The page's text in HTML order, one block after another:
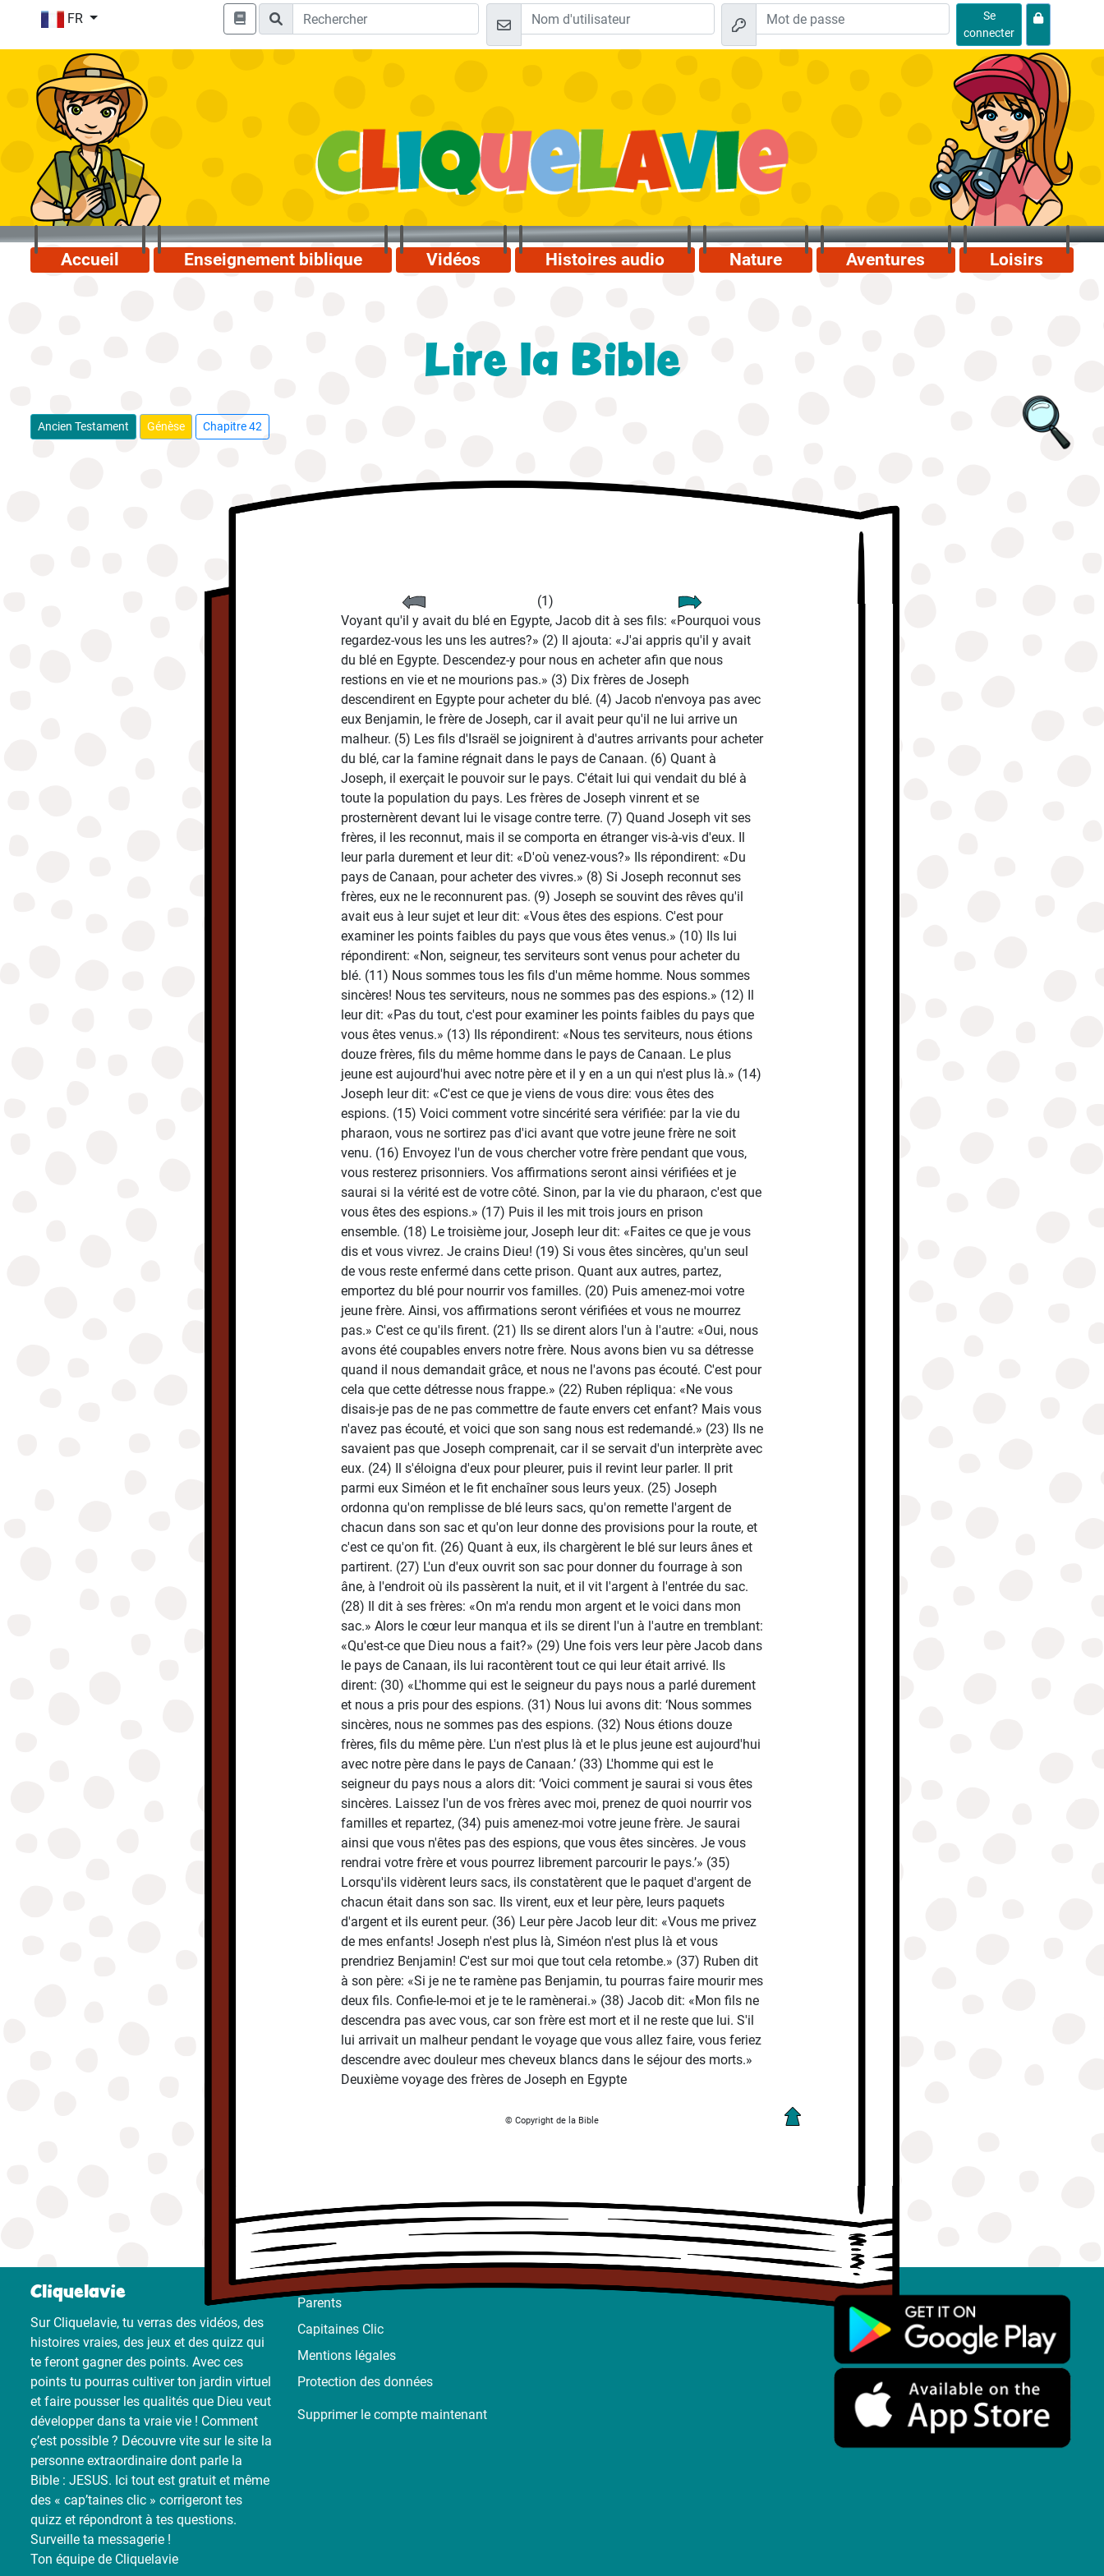
FR
Se
connecter
Accueil Enseignement biblique Vidéos Histoires audio Nature Aventures Loisirs
Lire la Bible
Ancien Testament Génèse Chapitre 42
(1)
Voyant qu'il y avait du blé en Egypte, Jacob dit à ses fils: «Pourquoi vous
regardez-vous les uns les autres?» (2) Il ajouta: «J'ai appris qu'il y avait
du blé en Egypte. Descendez-y pour nous en acheter afin que nous
restions en vie et ne mourions pas.» (3) Dix frères de Joseph
descendirent en Egypte pour acheter du blé. (4) Jacob n'envoya pas avec
eux Benjamin, le frère de Joseph, car il avait peur qu'il ne lui arrive un
malheur. (5) Les fils d'Israël se joignirent à d'autres arrivants pour acheter
du blé, car la famine régnait dans le pays de Canaan. (6) Quant à
Joseph, il exerçait le pouvoir sur le pays. C'était lui qui vendait du blé à
toute la population du pays. Les frères de Joseph vinrent et se
prosternèrent devant lui le visage contre terre. (7) Quand Joseph vit ses
frères, il les reconnut, mais il se comporta en étranger vis-à-vis d'eux. Il
leur parla durement et leur dit: «D'où venez-vous?» Ils répondirent: «Du
pays de Canaan, pour acheter des vivres.» (8) Si Joseph reconnut ses
frères, eux ne le reconnurent pas. (9) Joseph se souvint des rêves qu'il
avait eus à leur sujet et leur dit: «Vous êtes des espions. C'est pour
examiner les points faibles du pays que vous êtes venus.» (10) Ils lui
répondirent: «Non, seigneur, tes serviteurs sont venus pour acheter du
blé. (11) Nous sommes tous les fils d'un même homme. Nous sommes
sincères! Nous tes serviteurs, nous ne sommes pas des espions.» (12) Il
leur dit: «Pas du tout, c'est pour examiner les points faibles du pays que
vous êtes venus.» (13) Ils répondirent: «Nous tes serviteurs, nous étions
douze frères, fils du même homme dans le pays de Canaan. Le plus
jeune est aujourd'hui avec notre père et il y en a un qui n'est plus là.» (14)
Joseph leur dit: «C'est ce que je viens de vous dire: vous êtes des
espions. (15) Voici comment votre sincérité sera vérifiée: par la vie du
pharaon, vous ne sortirez pas d'ici avant que votre jeune frère ne soit
venu. (16) Envoyez l'un de vous chercher votre frère pendant que vous,
vous resterez prisonniers. Vos affirmations seront ainsi vérifiées et je
saurai si la vérité est de votre côté. Sinon, par la vie du pharaon, c'est que
vous êtes des espions.» (17) Puis il les mit trois jours en prison
ensemble. (18) Le troisième jour, Joseph leur dit: «Faites ce que je vous
dis et vous vivrez. Je crains Dieu! (19) Si vous êtes sincères, qu'un seul
de vous reste enfermé dans cette prison. Quant aux autres, partez,
emportez du blé pour nourrir vos familles. (20) Puis amenez-moi votre
jeune frère. Ainsi, vos affirmations seront vérifiées et vous ne mourrez
pas.» C'est ce qu'ils firent. (21) Ils se dirent alors l'un à l'autre: «Oui, nous
avons été coupables envers notre frère. Nous avons bien vu sa détresse
quand il nous demandait grâce, et nous ne l'avons pas écouté. C'est pour
cela que cette détresse nous frappe.» (22) Ruben répliqua: «Ne vous
disais-je pas de ne pas commettre de faute envers cet enfant? Mais vous
n'avez pas écouté, et voici que son sang nous est redemandé.» (23) Ils ne
savaient pas que Joseph comprenait, car il se servait d'un interprète avec
eux. (24) Il s'éloigna d'eux pour pleurer, puis il revint leur parler. Il prit
parmi eux Siméon et le fit enchaîner sous leurs yeux. (25) Joseph
ordonna qu'on remplisse de blé leurs sacs, qu'on remette l'argent de
chacun dans son sac et qu'on leur donne des provisions pour la route, et
c'est ce qu'on fit. (26) Quant à eux, ils chargèrent le blé sur leurs ânes et
partirent. (27) L'un d'eux ouvrit son sac pour donner du fourrage à son
âne, à l'endroit où ils passèrent la nuit, et il vit l'argent à l'entrée du sac.
(28) Il dit à ses frères: «On m'a rendu mon argent et le voici dans mon
sac.» Alors le cœur leur manqua et ils se dirent l'un à l'autre en tremblant:
«Qu'est-ce que Dieu nous a fait?» (29) Une fois vers leur père Jacob dans
le pays de Canaan, ils lui racontèrent tout ce qui leur était arrivé. Ils
dirent: (30) «L'homme qui est le seigneur du pays nous a parlé durement
et nous a pris pour des espions. (31) Nous lui avons dit: ‘Nous sommes
sincères, nous ne sommes pas des espions. (32) Nous étions douze
frères, fils du même père. L'un n'est plus là et le plus jeune est aujourd'hui
avec notre père dans le pays de Canaan.’ (33) L'homme qui est le
seigneur du pays nous a alors dit: ‘Voici comment je saurai si vous êtes
sincères. Laissez l'un de vos frères avec moi, prenez de quoi nourrir vos
familles et repartez, (34) puis amenez-moi votre jeune frère. Je saurai
ainsi que vous n'êtes pas des espions, que vous êtes sincères. Je vous
rendrai votre frère et vous pourrez librement parcourir le pays.’» (35)
Lorsqu'ils vidèrent leurs sacs, ils constatèrent que le paquet d'argent de
chacun était dans son sac. Ils virent, eux et leur père, leurs paquets
d'argent et ils eurent peur. (36) Leur père Jacob leur dit: «Vous me privez
de mes enfants! Joseph n'est plus là, Siméon n'est plus là et vous
prendriez Benjamin! C'est sur moi que tout cela retombe.» (37) Ruben dit
à son père: «Si je ne te ramène pas Benjamin, tu pourras faire mourir mes
deux fils. Confie-le-moi et je te le ramènerai.» (38) Jacob dit: «Mon fils ne
descendra pas avec vous, car son frère est mort et il ne reste que lui. S'il
lui arrivait un malheur pendant le voyage que vous allez faire, vous feriez
descendre avec douleur mes cheveux blancs dans le séjour des morts.»
Deuxième voyage des frères de Joseph en Egypte
© Copyright de la Bible
Cliquelavie
Sur Cliquelavie, tu verras des vidéos, des
histoires vraies, des jeux et des quizz qui
te feront gagner des points. Avec ces
points tu pourras cultiver ton jardin virtuel
et faire pousser les qualités que Dieu veut
développer dans ta vraie vie ! Comment
ç’est possible ? Découvre vite sur le site la
personne extraordinaire dont parle la
Bible : JESUS. Ici tout est gratuit et même
des « cap’taines clic » corrigeront tes
quizz et répondront à tes questions.
Surveille ta messagerie !
Ton équipe de Cliquelavie
Parents
Capitaines Clic
Mentions légales
Protection des données
Supprimer le compte maintenant